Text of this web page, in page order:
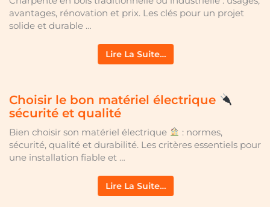
avantages, rénovation et prix. Les clés pour un projet
solide et durable …
Lire La Suite…
Choisir le bon matériel électrique
sécurité et qualité
Bien choisir son matériel électrique
: normes,
sécurité, qualité et durabilité. Les critères essentiels pour
une installation fiable et …
Lire La Suite…